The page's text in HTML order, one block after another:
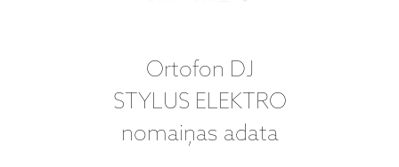
Ortofon DJ
STYLUS ELEKTRO
nomaiņas adata